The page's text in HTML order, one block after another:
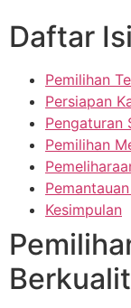
Daftar Isi
Pemilihan
Persiapan
Pengaturan
Pemilihan
Kesimpulan